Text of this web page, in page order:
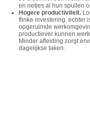
en netjes al hun spullen
Hogere productiviteit.
flinke investering, echter
opgeruimde
productiever kunnen
Minder afleiding zorgt
dagelijkse taken.